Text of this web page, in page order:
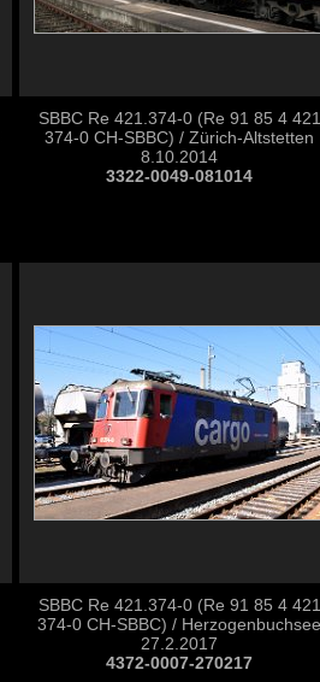
SBBC Re 421.374-0 (Re 91 85 4 421
374-0 CH-SBBC) / Zürich-Altstetten
8.10.2014
3322-0049-081014
SBBC Re 421.374-0 (Re 91 85 4 421
374-0 CH-SBBC) / Herzogenbuchsee
27.2.2017
4372-0007-270217